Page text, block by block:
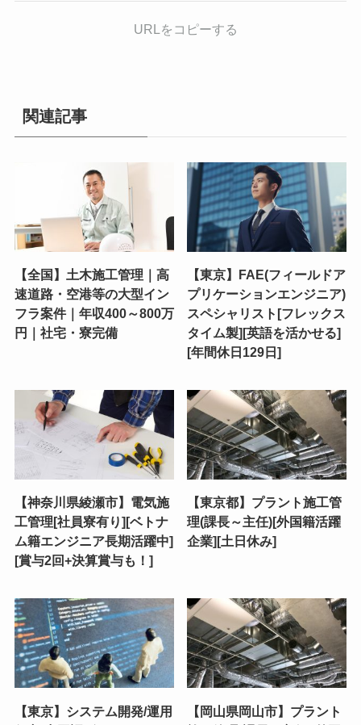
URLをコピーする
関連記事
【全国】土木施工管理｜高
速道路・空港等の大型イン
フラ案件｜年収400～800万
円｜社宅・寮完備
【東京】FAE(フィールドア
プリケーションエンジニア)
スペシャリスト[フレックス
タイム製][英語を活かせる]
[年間休日129日]
【神奈川県綾瀬市】電気施
工管理[社員寮有り][ベトナ
ム籍エンジニア長期活躍中]
[賞与2回+決算賞与も！]
【東京都】プラント施工管
理(課長～主任)[外国籍活躍
企業][土日休み]
【東京】システム開発/運用
【岡山県岡山市】プラント